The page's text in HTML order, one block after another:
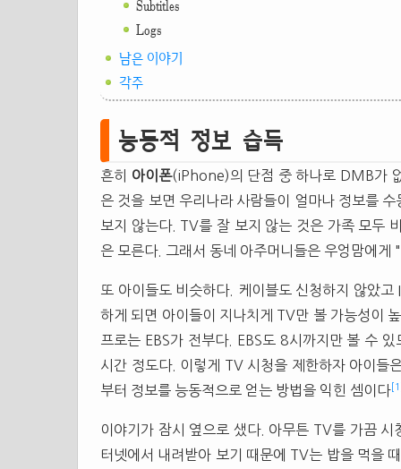
Subtitles
Logs
남은 이야기
각주
능동적 정보 습득
흔히 아이폰(iPhone)의 단점 중 하나로 DMB가
은 것을 보면 우리나라 사람들이 얼마나 정보를
보지 않는다. TV를 잘 보지 않는 것은 가족 모두
은 모른다. 그래서 동네 아주머니들은 우엉맘에
또 아이들도 비슷하다. 케이블도 신청하지 않았
하게 되면 아이들이 지나치게 TV만 볼 가능성이
프로는 EBS가 전부다. EBS도 8시까지만 볼 수
시간 정도다. 이렇게 TV 시청을 제한하자 아이들
부터 정보를 능동적으로 얻는 방법을 익힌 셈이다
이야기가 잠시 옆으로 샜다. 아무튼 TV를 가끔
터넷에서 내려받아 보기 때문에 TV는 밥을 먹을